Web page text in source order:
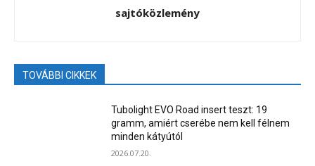
sajtóközlemény
TOVÁBBI CIKKEK
Tubolight EVO Road insert teszt: 19
gramm, amiért cserébe nem kell félnem
minden kátyútól
2026.07.20.